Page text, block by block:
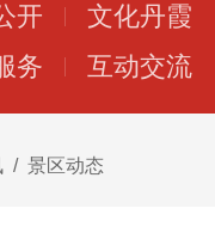
开
文化丹霞
务 互动交流
/ 景区动态